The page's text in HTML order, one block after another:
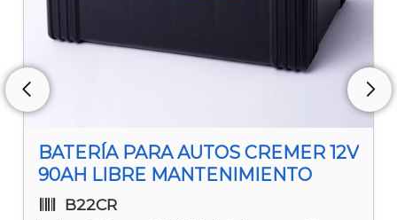
BATERÍA PARA AUTOS CREMER 12V
90AH LIBRE MANTENIMIENTO
B22CR